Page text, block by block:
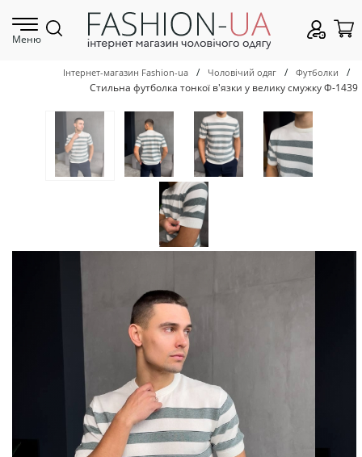
Меню
Інтернет-магазин Fashion-ua / Чоловічий одяг / Футболки
/
Стильна футболка тонкої в'язки у велику смужку Ф-1439